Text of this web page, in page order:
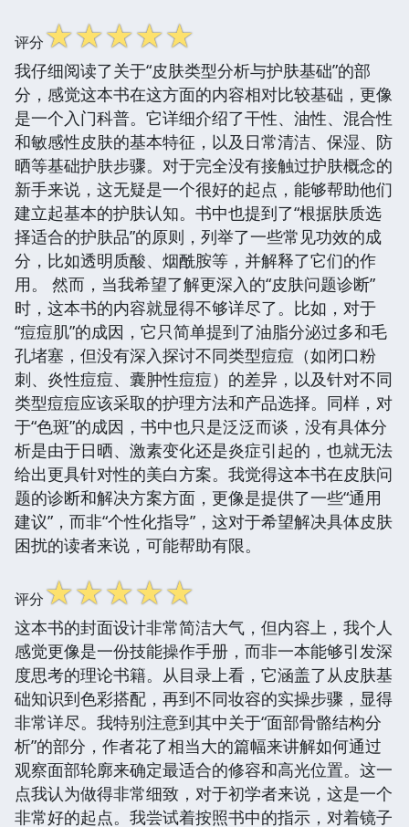
评分☆☆☆☆☆
我仔细阅读了关于“皮肤类型分析与护肤基础”的部
分，感觉这本书在这方面的内容相对比较基础，更像
是一个入门科普。它详细介绍了干性、油性、混合性
和敏感性皮肤的基本特征，以及日常清洁、保湿、防
晒等基础护肤步骤。对于完全没有接触过护肤概念的
新手来说，这无疑是一个很好的起点，能够帮助他们
建立起基本的护肤认知。书中也提到了“根据肤质选
择适合的护肤品”的原则，列举了一些常见功效的成
分，比如透明质酸、烟酰胺等，并解释了它们的作
用。 然而，当我希望了解更深入的“皮肤问题诊断”
时，这本书的内容就显得不够详尽了。比如，对于
“痘痘肌”的成因，它只简单提到了油脂分泌过多和毛
孔堵塞，但没有深入探讨不同类型痘痘（如闭口粉
刺、炎性痘痘、囊肿性痘痘）的差异，以及针对不同
类型痘痘应该采取的护理方法和产品选择。同样，对
于“色斑”的成因，书中也只是泛泛而谈，没有具体分
析是由于日晒、激素变化还是炎症引起的，也就无法
给出更具针对性的美白方案。我觉得这本书在皮肤问
题的诊断和解决方案方面，更像是提供了一些“通用
建议”，而非“个性化指导”，这对于希望解决具体皮肤
困扰的读者来说，可能帮助有限。
评分☆☆☆☆☆
这本书的封面设计非常简洁大气，但内容上，我个人
感觉更像是一份技能操作手册，而非一本能够引发深
度思考的理论书籍。从目录上看，它涵盖了从皮肤基
础知识到色彩搭配，再到不同妆容的实操步骤，显得
非常详尽。我特别注意到其中关于“面部骨骼结构分
析”的部分，作者花了相当大的篇幅来讲解如何通过
观察面部轮廓来确定最适合的修容和高光位置。这一
点我认为做得非常细致，对于初学者来说，这是一个
非常好的起点。我尝试着按照书中的指示，对着镜子